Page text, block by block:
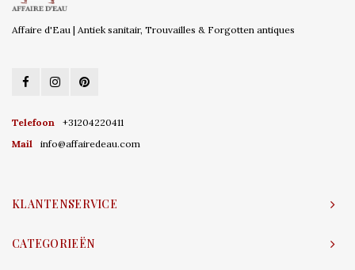
Affaire d'Eau | Antiek sanitair, Trouvailles & Forgotten antiques
Telefoon
+31204220411
Mail
info@affairedeau.com
KLANTENSERVICE
CATEGORIEËN